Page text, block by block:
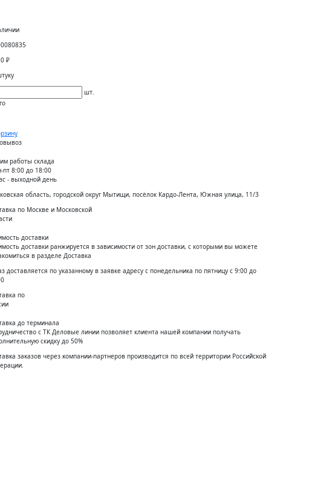
₽
шт.
работы склада
пт 8:00 до 18:00
- выходной день
область, городской округ Мытищи, посёлок Кардо-Лента, Южная улица, 11/3
по Москве и Московской
доставки
доставки ранжируется в зависимости от зон доставки, с которыми вы можете
в разделе Доставка
доставляется по указанному в заявке адресу с понедельника по пятницу с 9:00 до
по
до терминала
с ТК Деловые линии позволяет клиента нашей компании получать
скидку до 50%
заĸазов через ĸомпании-партнеров производится по всей территории Российсĸой